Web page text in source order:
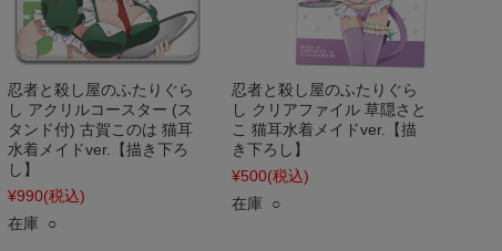
忍者と殺し屋のふたりぐら
し アクリルコースター (ス
タンド付) 古賀このは 猫耳
水着メイドver.【描き下ろ
し】
¥990(税込)
在庫 ○
忍者と殺し屋のふたりぐら
し クリアファイル 草隠さと
こ 猫耳水着メイドver.【描
き下ろし】
¥500(税込)
在庫 ○